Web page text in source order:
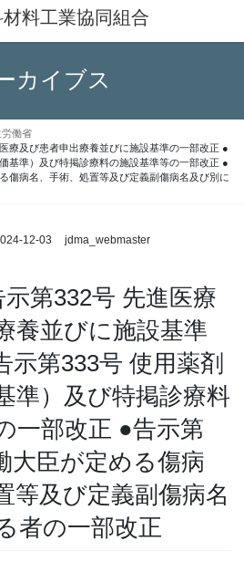
材料工業協同組合
カイブス
労働省
療及び患者申出療養並びに施設基準の一部改正 ●
基準）及び特掲診療料の施設基準等の一部改正 ●
傷病名、手術、処置等及び定義副傷病名及び別に
12-03 jdma_webmaster
示第332号 先進医療
養並びに施設基準
示第333号 使用薬剤
準）及び特掲診療料
一部改正 ●告示第
大臣が定める傷病
等及び定義副傷病名
者の一部改正